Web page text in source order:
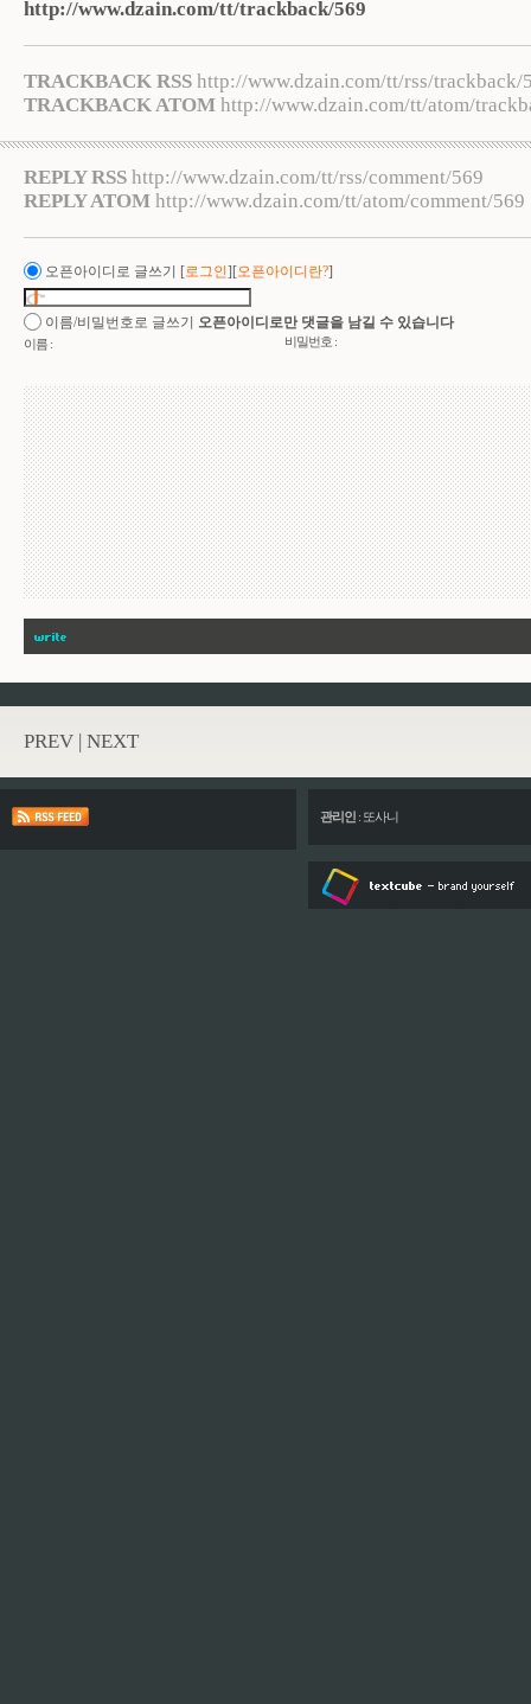
http://www.dzain.com/tt/trackback/569
TRACKBACK RSS http://www.dzain.com/tt/rss/trackback/
TRACKBACK ATOM http://www.dzain.com/tt/atom/
REPLY RSS http://www.dzain.com/tt/rss/comment/569
REPLY ATOM http://www.dzain.com/tt/atom/comment/569
오픈아이디로 글쓰기 [로그인][오픈아이디란?]
이름/비밀번호로 글쓰기 오픈아이디로만 댓글을 남길 수 있습니다
이름 : 비밀번호 :
PREV | NEXT
관리인 : 또사니